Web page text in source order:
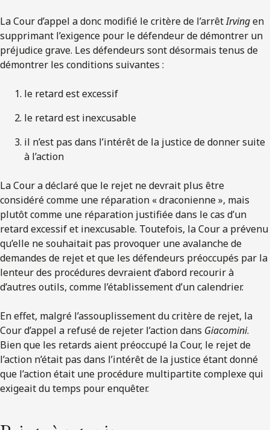
La Cour d’appel a donc modifié le critère de l’arrêtIrvingen
supprimant l’exigence pour le défendeur de démontrer un
préjudice grave. Les défendeurs sont désormais tenus de
démontrer les conditions suivantes :
le retard est excessif
le retard est inexcusable
il n’est pas dans l’intérêt de la justice de donner suite
à l’action
La Cour a déclaré que le rejet ne devrait plus être
considéré comme une réparation « draconienne », mais
plutôt comme une réparation justifiée dans le cas d’un
retard excessif et inexcusable. Toutefois, la Cour a prévenu
qu’elle ne souhaitait pas provoquer une avalanche de
demandes de rejet et que les défendeurs préoccupés par la
lenteur des procédures devraient d’abord recourir à
d’autres outils, comme l’établissement d’un calendrier.
En effet, malgré l’assouplissement du critère de rejet, la
Cour d’appel a refusé de rejeter l’action dans Giacomini.
Bien que les retards aient préoccupé la Cour, le rejet de
l’action n’était pas dans l’intérêt de la justice étant donné
que l’action était une procédure multipartite complexe qui
exigeait du temps pour enquêter.